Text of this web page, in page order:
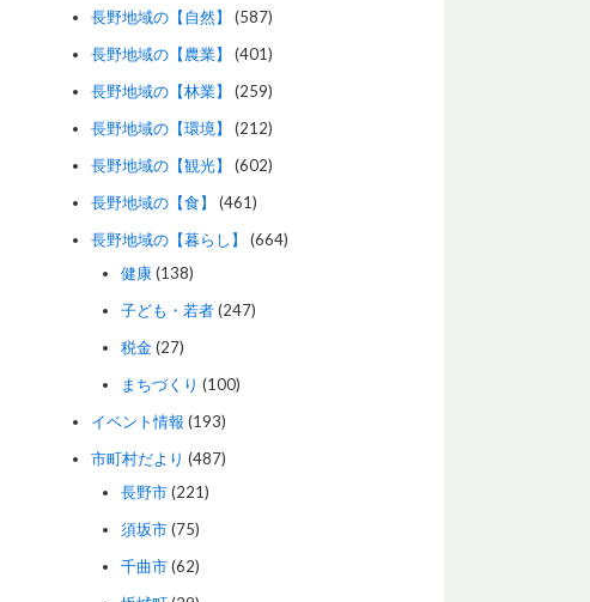
長野地域の【自然】
(587)
長野地域の【農業】
(401)
長野地域の【林業】
(259)
長野地域の【環境】
(212)
長野地域の【観光】
(602)
長野地域の【食】
(461)
長野地域の【暮らし】
(664)
健康(138)
子ども・若者(247)
税金(27)
まちづくり (100)
イベント情報 (193)
市町村だより (487)
長野市(221)
須坂市(75)
千曲市(62)